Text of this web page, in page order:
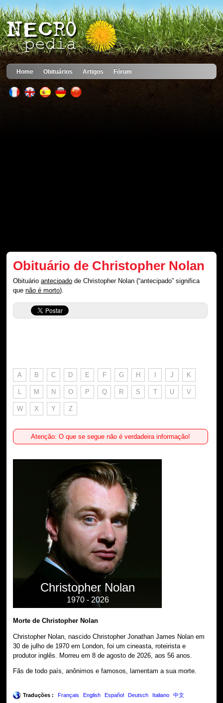
Home Obituários Artigos Fórum
Obituário de Christopher Nolan
Obituárioantecipado de Christopher Nolan (“antecipado” significa
quenão é morto).
A B C D E F G H I J K
L M N O P Q R S T U V
W X Y Z
Atenção: O que se segue não é verdadeira informação!
Christopher Nolan
1970 - 2026
Morte de Christopher Nolan
Christopher Nolan, nascido Christopher Jonathan James Nolan em
30 de julho de 1970 em London, foi um cineasta, roteirista e
produtor inglês. Morreu em 8 de agosto de 2026, aos 56 anos.
Fãs de todo país, anônimos e famosos, lamentam a sua morte.
Traduções : Français English Español Deutsch Italiano 中文